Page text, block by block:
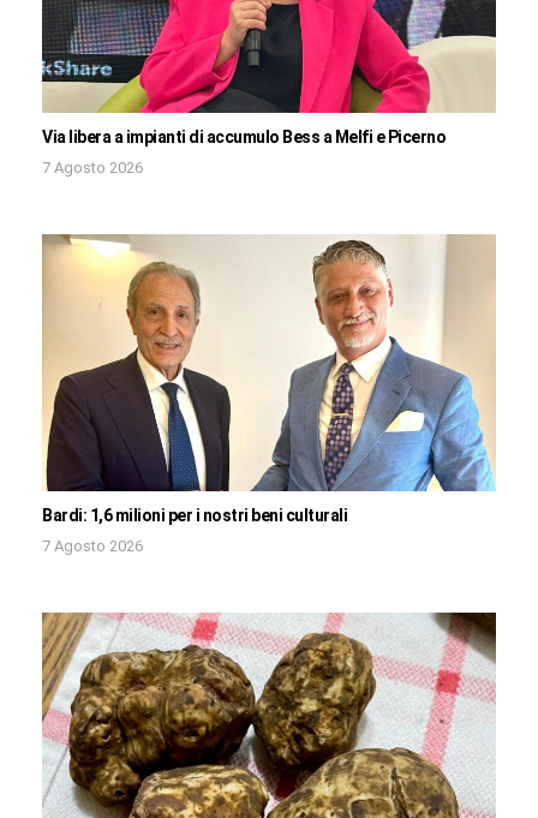
Via libera a impianti di accumulo Bess a Melfi e Picerno
7 Agosto 2026
Bardi: 1,6 milioni per i nostri beni culturali
7 Agosto 2026